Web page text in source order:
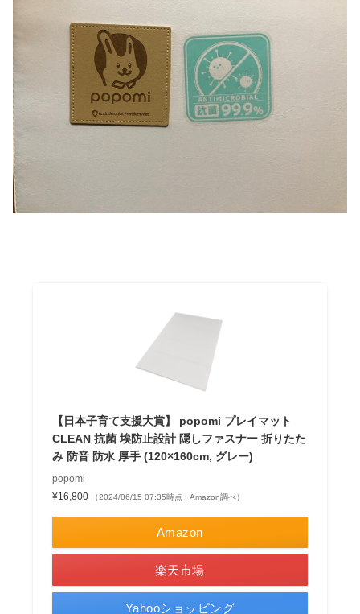
【日本子育て支援大賞】 popomi プレイマット
CLEAN 抗菌 埃防止設計 隠しファスナー 折りたた
み 防音 防水 厚手 (120×160cm, グレー)
popomi
¥16,800
（2024/06/15 07:35時点 | Amazon調べ）
Amazon
楽天市場
Yahooショッピング